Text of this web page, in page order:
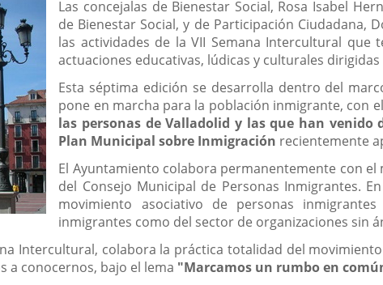
noticia
Las concejalas de Bienestar Social, Rosa Isabel
de Bienestar Social, y de Participación Ciudadana,
las actividades de la VII Semana Intercultural
actuaciones educativas, lúdicas y culturales
Esta séptima edición se desarrolla dentro del
pone en marcha para la población inmigrante, con
las personas de Valladolid y las que han venido
Plan Municipal sobre Inmigración recientemente
El Ayuntamiento colabora permanentemente con
del Consejo Municipal de Personas Inmigrantes.
movimiento asociativo de personas
inmigrantes como del sector de organizaciones sin
Intercultural, colabora la práctica totalidad del
a conocernos, bajo el lema "Marcamos un rumbo en